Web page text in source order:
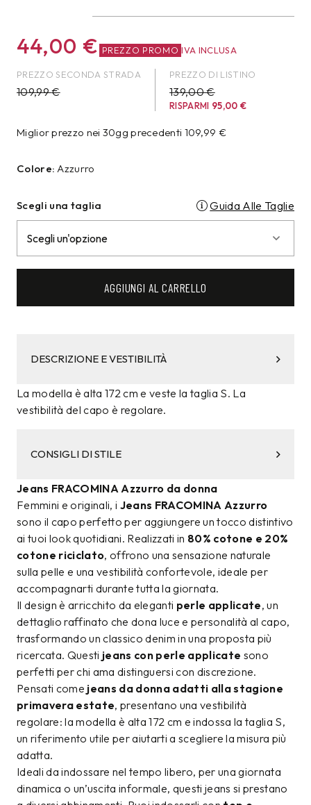
44,00 € PREZZO PROMO IVA INCLUSA
PREZZO SECONDA STRADA
109,99€
PREZZO DI LISTINO
139,00 €
RISPARMI 95,00€
Miglior prezzo nei 30gg precedenti 109,99 €
Colore: Azzurro
Scegli una taglia Guida Alle Taglie
AGGIUNGI AL CARRELLO
DESCRIZIONE E VESTIBILITÀ
La modella è alta 172 cm e veste la taglia S. La
vestibilità del capo è regolare.
CONSIGLI DI STILE
Jeans FRACOMINA Azzurro da donna
Femmini e originali, i Jeans FRACOMINA Azzurro
sono il capo perfetto per aggiungere un tocco distintivo
ai tuoi look quotidiani. Realizzati in 80% cotone e 20%
cotone riciclato, offrono una sensazione naturale
sulla pelle e una vestibilità confortevole, ideale per
accompagnarti durante tutta la giornata.
Il design è arricchito da eleganti perle applicate, un
dettaglio raffinato che dona luce e personalità al capo,
trasformando un classico denim in una proposta più
ricercata. Questi jeans con perle applicate sono
perfetti per chi ama distinguersi con discrezione.
Pensati come jeans da donna adatti alla stagione
primavera estate, presentano una vestibilità
regolare: la modella è alta 172 cm e indossa la taglia S,
un riferimento utile per aiutarti a scegliere la misura più
adatta.
Ideali da indossare nel tempo libero, per una giornata
dinamica o un’uscita informale, questi jeans si prestano